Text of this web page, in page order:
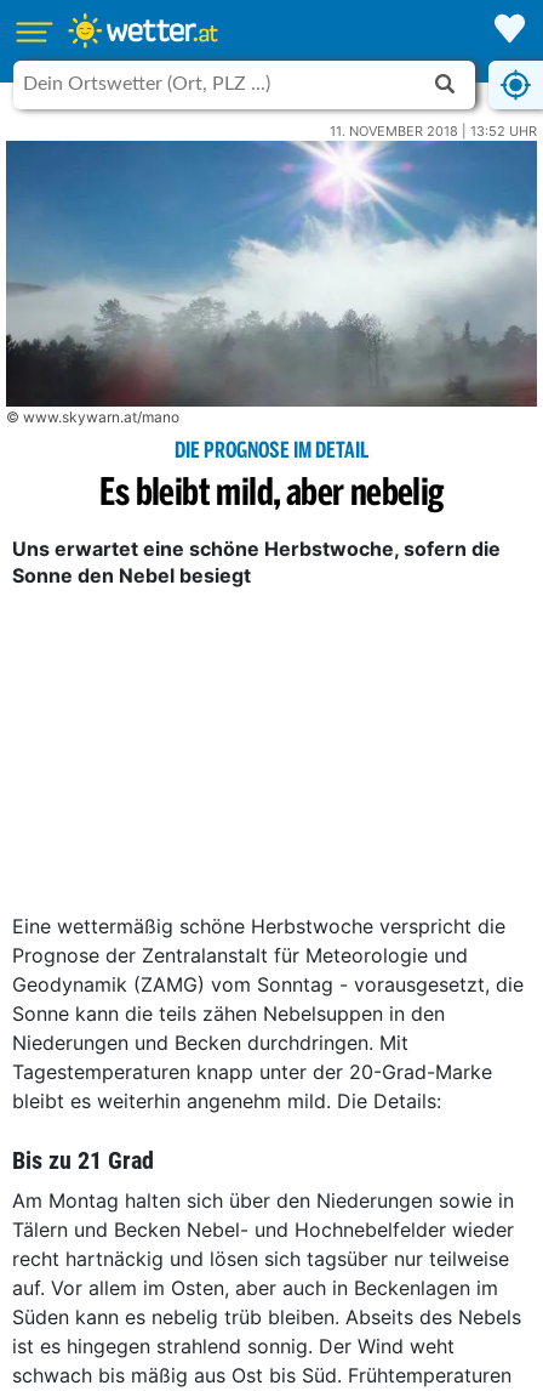
11. NOVEMBER 2018 | 13:52 UHR
© www.skywarn.at/mano
DIE PROGNOSE IM DETAIL
Es bleibt mild, aber nebelig
Uns erwartet eine schöne Herbstwoche, sofern die
Sonne den Nebel besiegt
Eine wettermäßig schöne Herbstwoche verspricht die
Prognose der Zentralanstalt für Meteorologie und
Geodynamik (ZAMG) vom Sonntag - vorausgesetzt, die
Sonne kann die teils zähen Nebelsuppen in den
Niederungen und Becken durchdringen. Mit
Tagestemperaturen knapp unter der 20-Grad-Marke
bleibt es weiterhin angenehm mild. Die Details:
Bis zu 21 Grad
Am Montag halten sich über den Niederungen sowie in
Tälern und Becken Nebel- und Hochnebelfelder wieder
recht hartnäckig und lösen sich tagsüber nur teilweise
auf. Vor allem im Osten, aber auch in Beckenlagen im
Süden kann es nebelig trüb bleiben. Abseits des Nebels
ist es hingegen strahlend sonnig. Der Wind weht
schwach bis mäßig aus Ost bis Süd. Frühtemperaturen